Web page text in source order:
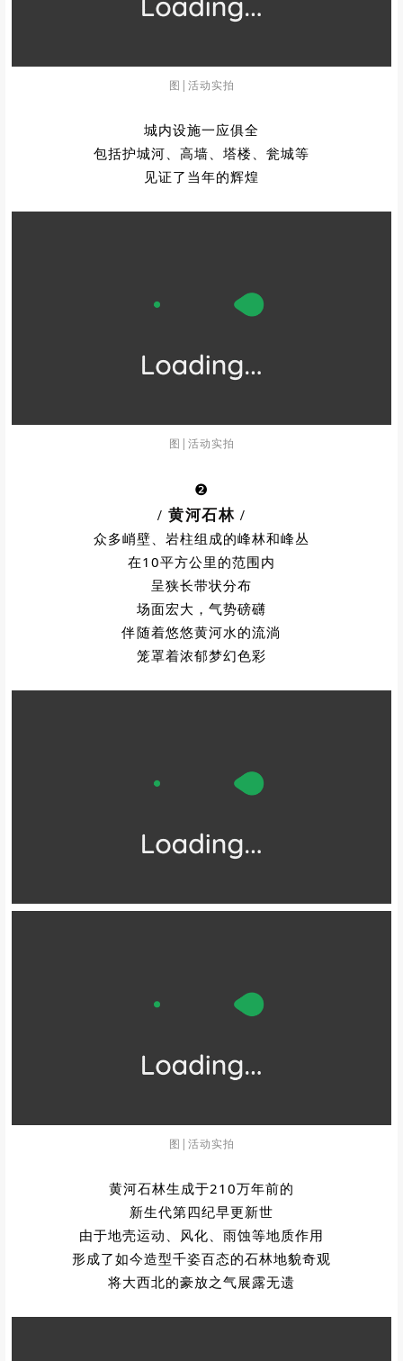
图|活动实拍
城内设施一应俱全
见证了当年的辉煌
图|活动实拍
❷
/ 黄河石林/
众多峭壁、岩柱组成的峰林和峰丛
在10平方公里的范围内
呈狭长带状分布
场面宏大，气势磅礴
笼罩着浓郁梦幻色彩
图|活动实拍
黄河石林生成于210万年前的
新生代第四纪早更新世
由于地壳运动、风化、雨蚀等地质作用
将大西北的豪放之气展露无遗